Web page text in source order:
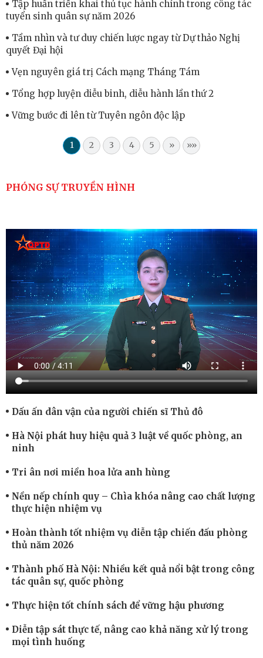
Tập huấn triển khai thủ tục hành chính trong công tác
tuyển sinh quân sự năm 2026
Tầm nhìn và tư duy chiến lược ngay từ Dự thảo Nghị
quyết Đại hội
Vẹn nguyên giá trị Cách mạng Tháng Tám
Tổng hợp luyện diễu binh, diễu hành lần thứ 2
Vững bước đi lên từ Tuyên ngôn độc lập
1 2 3 4 5 » »»
PHÓNG SỰ TRUYỀN HÌNH
Dấu ấn dân vận của người chiến sĩ Thủ đô
Hà Nội phát huy hiệu quả 3 luật về quốc phòng, an
ninh
Tri ân nơi miền hoa lửa anh hùng
Nền nếp chính quy – Chìa khóa nâng cao chất lượng
thực hiện nhiệm vụ
Hoàn thành tốt nhiệm vụ diễn tập chiến đấu phòng
thủ năm 2026
Thành phố Hà Nội: Nhiều kết quả nổi bật trong công
tác quân sự, quốc phòng
Thực hiện tốt chính sách để vững hậu phương
Diễn tập sát thực tế, nâng cao khả năng xử lý trong
mọi tình huống